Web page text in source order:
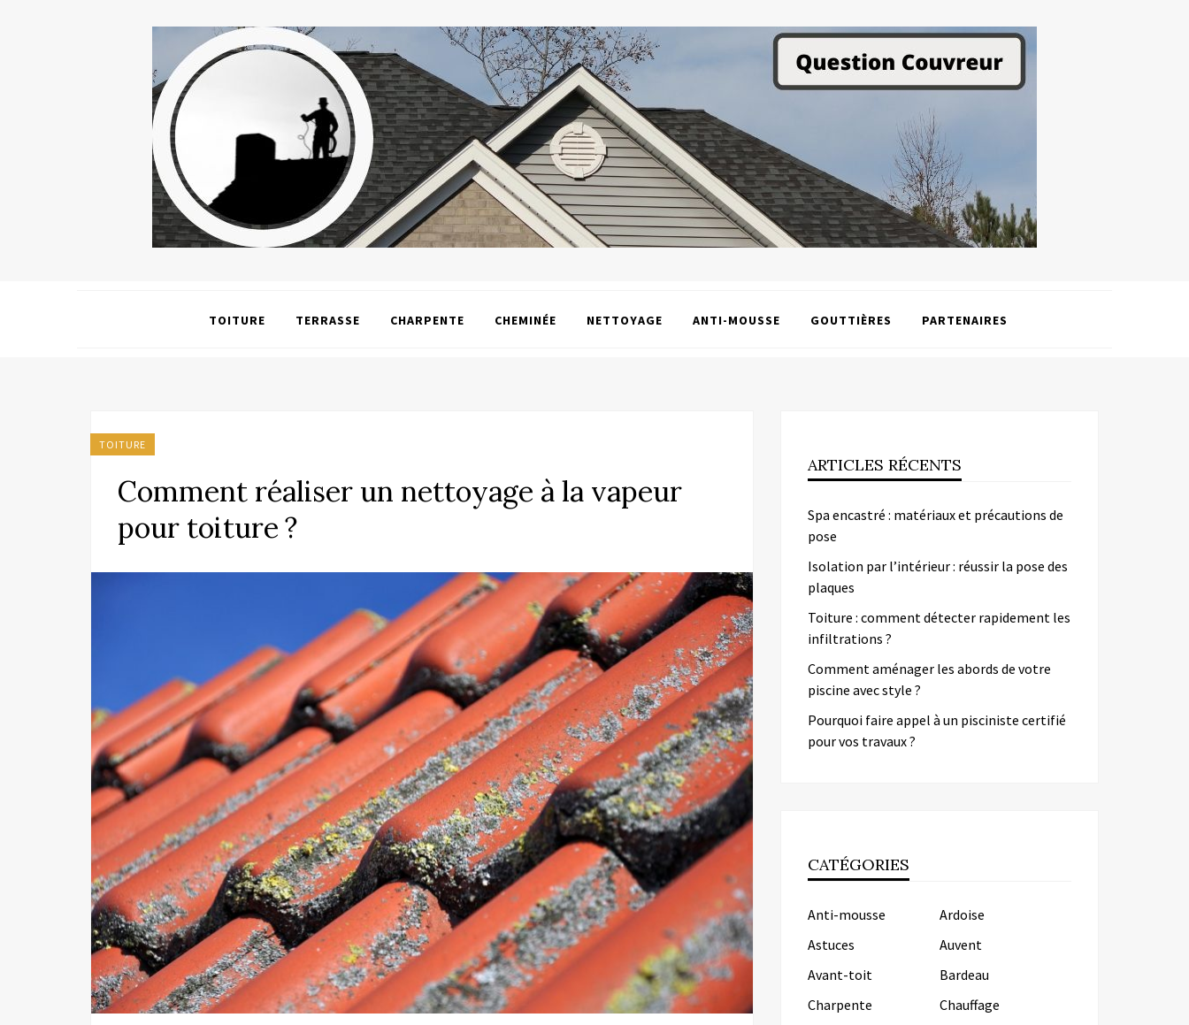
TOITURE TERRASSE CHARPENTE CHEMINÉE NETTOYAGE ANTI-MOUSSE GOUTTIÈRES PARTENAIRES
TOITURE
Comment réaliser un nettoyage à la vapeur
pour toiture ?
ARTICLES RÉCENTS
Spa encastré : matériaux et précautions de
pose
Isolation par l’intérieur : réussir la pose des
plaques
Toiture : comment détecter rapidement les
infiltrations ?
Comment aménager les abords de votre
piscine avec style ?
Pourquoi faire appel à un pisciniste certifié
pour vos travaux ?
CATÉGORIES
Anti-mousse
Ardoise
Astuces
Auvent
Avant-toit
Bardeau
Charpente
Chauffage